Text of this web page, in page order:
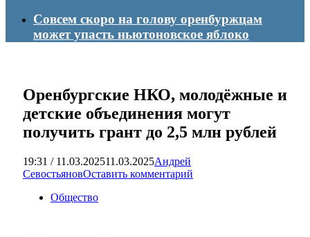
Совсем скоро на голову оренбуржцам
может упасть ньютоновское яблоко
Оренбургские НКО, молодёжные и
детские объединения могут
получить грант до 2,5 млн рублей
19:31 / 11.03.202511.03.2025Андрей
СевостьяновОставить комментарий
Общество